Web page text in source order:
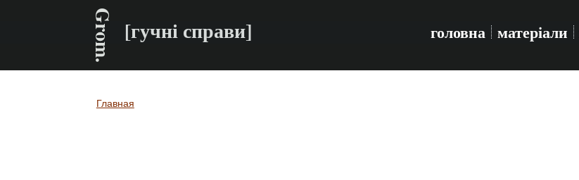
Grom. [гучні справи] головна матеріали
Вы здесь
Главная